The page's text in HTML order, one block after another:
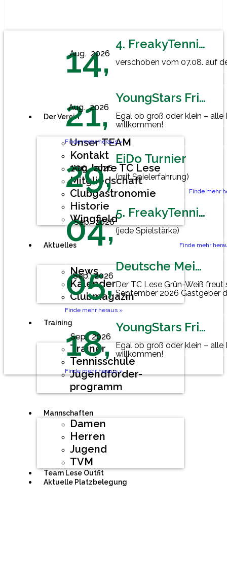
Der Verein
Unser TEAM
Kontakt
100 Jahre TC Lese
Mitgliedschaft
Clubgastronomie
Historie
Wingfield
Aktuelles
News
Kalender
Clubmagazin
Training
Trainer
Tennisschule
Jugendförder-
programm
Mannschaften
Damen
Herren
Jugend
TVM
Team Lese Outfit
Aktuelle Platzbelegung
Aug.
14,
2026
4. FreakyTennisFriday
verschoben vom 07.08. auf
Aug.
21,
2026
YoungStars Friday
Egal ob groß oder klein –
willkommen!
Finde mehr heraus »
Aug.
29,
2026
EiDo Turnier
(mit Spielerfahrung)
Finde mehr
Sep.
04,
2026
5. FreakyTennisFriday
(jede Spielstärke)
Finde mehr
Sep.
05,
2026
Deutsche Meisterschaft Herren 60
Der TC Lese Grün-Weiß
September 2026 Gastgeber
Mannschaftsmeisterschaft
Finde mehr heraus »
Sep.
18,
2026
YoungStars Friday
Egal ob groß oder klein –
willkommen!
Finde mehr heraus »